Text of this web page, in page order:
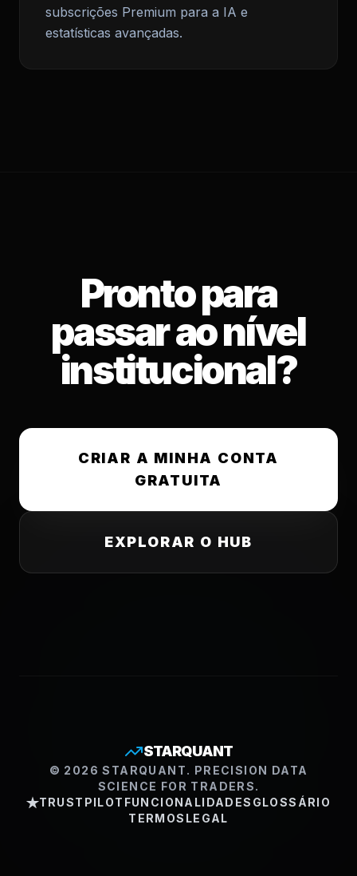
subscrições Premium para a IA e
estatísticas avançadas.
Pronto para
passar ao nível
institucional?
CRIAR A MINHA CONTA
GRATUITA
EXPLORAR O HUB
STARQUANT
© 2026 STARQUANT. PRECISION DATA
SCIENCE FOR TRADERS.
TRUSTPILOT FUNCIONALIDADES GLOSSÁRIO
TERMOS LEGAL